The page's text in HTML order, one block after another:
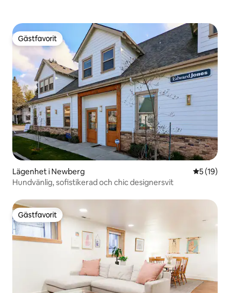
Gästfavorit
Gästfavorit
Lägenhet i Newberg 5 av 5 i
5 (19)
Hundvänlig, sofistikerad och chic designersvit
Gästfavorit
Gästfavorit